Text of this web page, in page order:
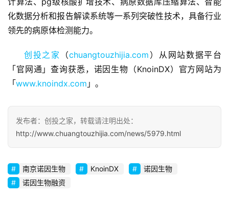
融
资
商
察
企
业
化数据分析和报告解读系统等一系列突破性技术，具备行业
领先的病原体检测能力。
创投之家 （chuangtouzhijia.com ）从网站数据平台
「官网通」查询获悉，诺因生物（KnoinDX）官方网站为
「www.knoindx.com 」。
发布者：创投之家，转载请注明出处：
http://www.chuangtouzhijia.com/news/5979.html
南京诺因生物 KnoinDX
诺因生物
诺因生物融资